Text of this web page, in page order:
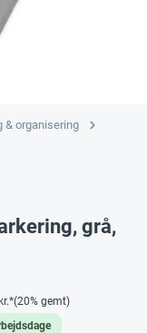
& organisering
grå,
(20% gemt)